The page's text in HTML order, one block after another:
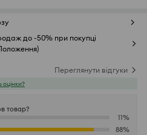
до -50% при покупці
Переглянути відгуки
товар?
11%
88%